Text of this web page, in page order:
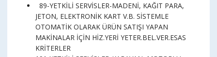
89-YETKİLİ SERVİSLER-MADENİ, KAĞIT PARA,
JETON, ELEKTRONİK KART V.B. SİSTEMLE
OTOMATİK OLARAK ÜRÜN SATIŞI YAPAN
MAKİNALAR İÇİN HİZ.YERİ YETER.BEL.VER.ESAS
KRİTERLER